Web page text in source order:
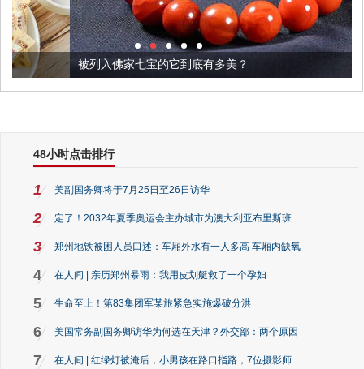
被列入佛家七宝的它到底有多美？
48小时点击排行
1 美副国务卿将于7月25日至26日访华
2 定了！2032年夏季奥运会主办城市为澳大利亚布里斯班
3 郑州地铁被困人员口述：车厢外水有一人多高 车厢内缺氧
4 在人间 | 亲历郑州暴雨：我用皮划艇救了一个孕妇
5 生命至上！第83集团军某旅紧急实施爆破分洪
6 美国常务副国务卿访华为何选在天津？外交部：两个原因
7 在人间 | 红绿灯被淹后，小男孩在路口指路，7位摄影师...